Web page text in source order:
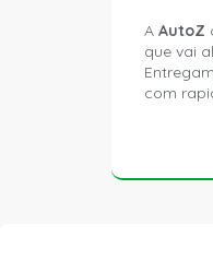
A AutoZ
que vai
com